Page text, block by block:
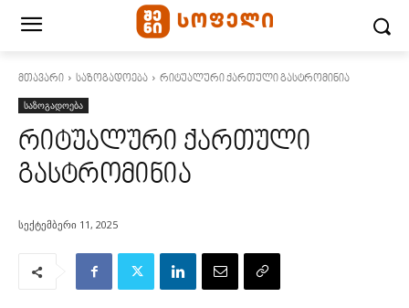
მთავარი საზოგადოება რიტუალური ქართული გასტრომინია
საზოგადოება
რიტუალური ქართული
გასტრომინია
სექტემბერი 11, 2025